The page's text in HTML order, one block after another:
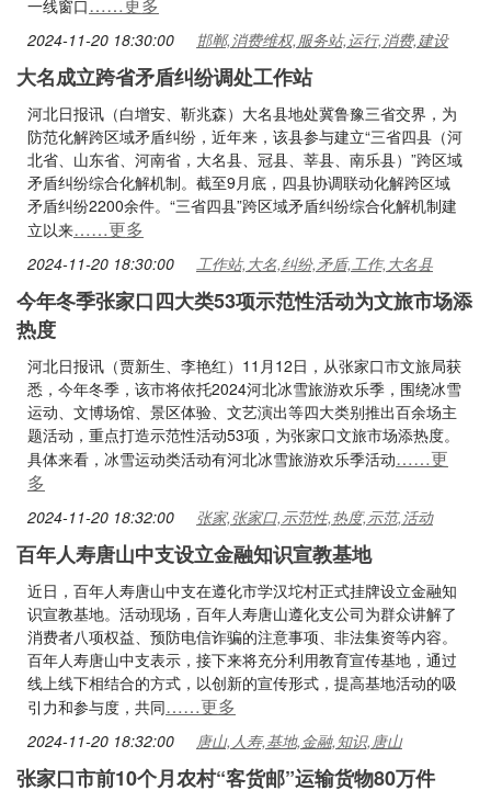
一线窗口
2024-11-20 18:30:00 邯郸,消费维权,服务站,运行,消费,建设
大名成立跨省矛盾纠纷调处工作站
河北日报讯（白增安、靳兆森）大名县地处冀鲁豫三省交界，为
防范化解跨区域矛盾纠纷，近年来，该县参与建立“三省四县（河
北省、山东省、河南省，大名县、冠县、莘县、南乐县）”跨区域
矛盾纠纷综合化解机制。截至9月底，四县协调联动化解跨区域
矛盾纠纷2200余件。“三省四县”跨区域矛盾纠纷综合化解机制建
立以来……更多
2024-11-20 18:30:00 工作站,大名,纠纷,矛盾,工作,大名县
今年冬季张家口四大类53项示范性活动为文旅市场添
热度
河北日报讯（贾新生、李艳红）11月12日，从张家口市文旅局获
悉，今年冬季，该市将依托2024河北冰雪旅游欢乐季，围绕冰雪
运动、文博场馆、景区体验、文艺演出等四大类别推出百余场主
题活动，重点打造示范性活动53项，为张家口文旅市场添热度。
具体来看，冰雪运动类活动有河北冰雪旅游欢乐季活动……更
多
2024-11-20 18:32:00 张家,张家口,示范性,热度,示范,活动
百年人寿唐山中支设立金融知识宣教基地
近日，百年人寿唐山中支在遵化市学汉坨村正式挂牌设立金融知
识宣教基地。活动现场，百年人寿唐山遵化支公司为群众讲解了
消费者八项权益、预防电信诈骗的注意事项、非法集资等内容。
百年人寿唐山中支表示，接下来将充分利用教育宣传基地，通过
线上线下相结合的方式，以创新的宣传形式，提高基地活动的吸
引力和参与度，共同……更多
2024-11-20 18:32:00 唐山,人寿,基地,金融,知识,唐山
张家口市前10个月农村“客货邮”运输货物80万件